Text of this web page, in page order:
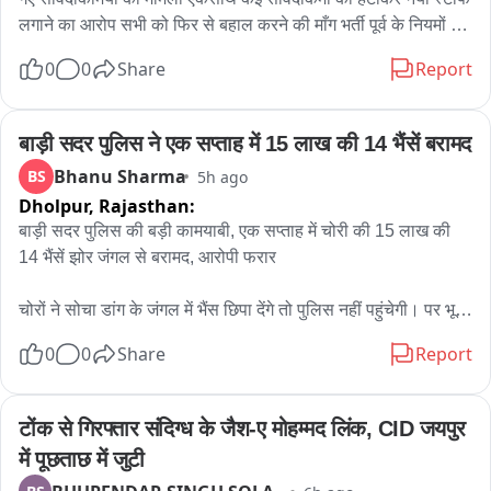
ট্রাফিক আইন মেনে চলার জন্য সচেতন করা হচ্ছে। ট্রাফিক পুলিশের এই অভিনব
উদ্যোগ দেখতে তেমাথানি বাজার এলাকায় ভিড় জমে যায়। 많은 ব্যক্তি মোবাইল
ফোনে গোটা সচেতনতা কর্মসূচির ভিডিও ও ছবি তুলে রাখেন। কারও মুখে হাসি, কেউ
নাটকীয় পদ্ধতিতে সচেতনতার বার্তা মানুষের কাছে পৌঁছে দিলে তার প্রভাব আরও
বেশি হতে পারে। পথ নিরাপত্তা সপ্তাহে সবং ও পিংলা পুলিশের এই উদ্যোগ যেন
হাসির আড়ালে একটি কঠিন বার্তাই দিয়ে গেল হেলমেট ও সিটবেল্ট এড়িয়ে চলা মানেই
নিজের জীবনকে ঝুঁкির মুখে ঠেলে দেওয়া। তাই রাস্তায় বেরোনোর আগে নিয়ম
মানুন, সতর্ক থাকুন এবং নিরাপদে বাড়ি ফিরুন。
लगाने का आरोप सभी को फिर से बहाल करने की माँग भर्ती पूर्व के नियमों के
2023 की भर्ती प्रक्रिया की तर्ज पर भर्ती की मांग भर्ती नियमों में बदलाव नहीं
बाहर संविदा कर्मी कर रहे विरोध
0 0 Share Report
बाड़ी सदर पुलिस ने एक सप्ताह में 15 लाख की 14 भैंसें बरामद
BS Bhanu Sharma 5h ago
Dholpur, Rajasthan:
बाड़ी सदर पुलिस की बड़ी कामयाबी, एक सप्ताह में चोरी की 15 लाख की
14 भैंसें झोर जंगल से बरामद, आरोपी फरार
चोरों ने सोचा डांग के जंगल में भैंस छिपा देंगे तो पुलिस नहीं पहुंचेगी। पर भूल
भैंसें भी ढूंढ निकालीं।
बाड़ी। बाड़ी सदर थाना पुलिस ने मेहनत और मुस्तैदी से करीब एक सप्ताह
पहले हुई भैंस चोरी की सनसनीखेज वारदात का खुलासा कर दिया है। पुलिस
टीम ने झोर गांव के घने जंगल और दुर्गम डांग क्षेत्र में दबिश देकर 15 लाख
0 0 Share Report
टोंक से गिरफ्तार संदिग्ध के जैश-ए मोहम्मद लिंक, CID जयपुर
में पूछताछ में जुटी